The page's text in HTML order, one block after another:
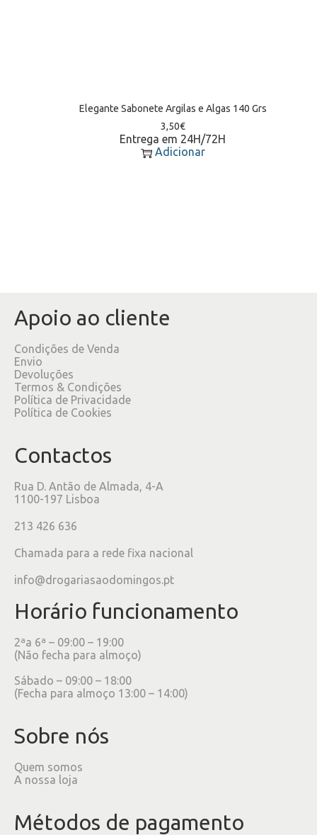
Elegante Sabonete Argilas e Algas 140 Grs
3,50€
Entrega em 24H/72H
Adicionar
Apoio ao cliente
Condições de Venda
Envio
Devoluções
Termos & Condições
Política de Privacidade
Política de Cookies
Contactos
Rua D. Antão de Almada, 4-A
1100-197 Lisboa
213 426 636
Chamada para a rede fixa nacional
info@drogariasaodomingos.pt
Horário funcionamento
2ªa 6ª – 09:00 – 19:00
(Não fecha para almoço)
Sábado – 09:00 – 18:00
(Fecha para almoço 13:00 – 14:00)
Sobre nós
Quem somos
A nossa loja
Métodos de pagamento